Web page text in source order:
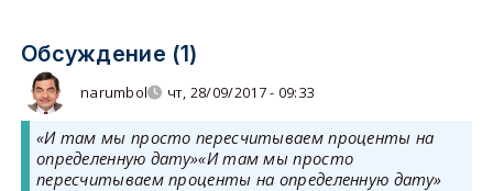
Обсуждение (1)
narumbol чт, 28/09/2017 - 09:33
«И там мы просто пересчитываем проценты на
определенную дату»«И там мы просто
пересчитываем проценты на определенную дату»